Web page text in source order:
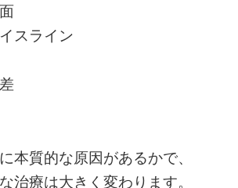
スライン
本質的な原因があるかで、
治療は大きく変わります。